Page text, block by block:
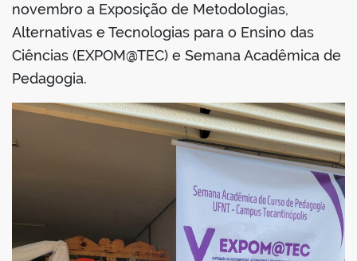
novembro a Exposição de Metodologias,
Alternativas e Tecnologias para o Ensino das
Ciências (EXPOM@TEC) e Semana Acadêmica de
Pedagogia.